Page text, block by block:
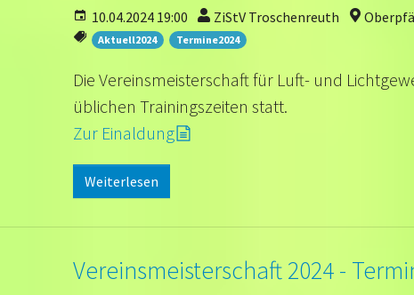
10.04.2024 19:00 ZiStV Troschenreuth
Aktuell2024 Termine2024
Die Vereinsmeisterschaft für Luft- und
üblichen Trainingszeiten statt.
Zur Einaldung
Weiterlesen
Vereinsmeisterschaft 2024 -